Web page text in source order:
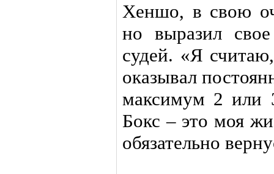
Хеншо, в свою
но выразил
судей. «Я
оказывал
максимум 2 или
Бокс – это моя
обязательно